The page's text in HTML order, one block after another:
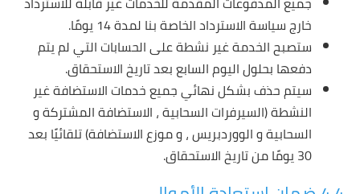
خارج سياسة الاسترداد الخاصة بنا لمدة 14 يومًا.
ستصبح الخدمة غير نشطة على الحسابات التي لم يتم
دفعها بحلول اليوم السابع بعد تاريخ الاستحقاق.
سيتم حذف بشكل نهائي جميع خدمات الاستضافة غير
النشطة (السيرفرات السحابية ، الاستضافة المشتركة و
السحابية و الووردبريس ، و موزع الاستضافة) تلقائيًا بعد
30 يومًا من تاريخ الاستحقاق.